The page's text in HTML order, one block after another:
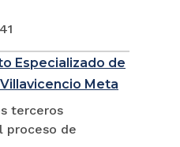
Especializado de
Meta
terceros
proceso de